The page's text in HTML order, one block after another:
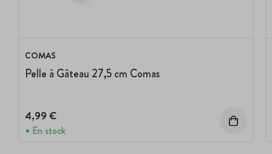
COMAS
Pelle à Gâteau 27,5 cm Comas
4,99 €
En stock